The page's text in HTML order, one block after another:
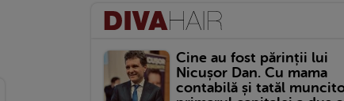
Cine au fost părinții lui
Nicușor Dan. Cu mama
contabilă și tatăl